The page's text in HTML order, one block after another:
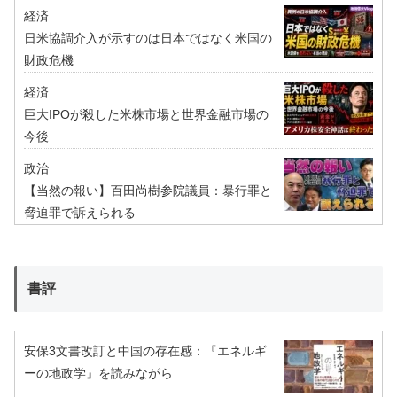
経済
日米協調介入が示すのは日本ではなく米国の
財政危機
経済
巨大IPOが殺した米株市場と世界金融市場の
今後
政治
【当然の報い】百田尚樹参院議員：暴行罪と
脅迫罪で訴えられる
書評
安保3文書改訂と中国の存在感：『エネルギ
ーの地政学』を読みながら